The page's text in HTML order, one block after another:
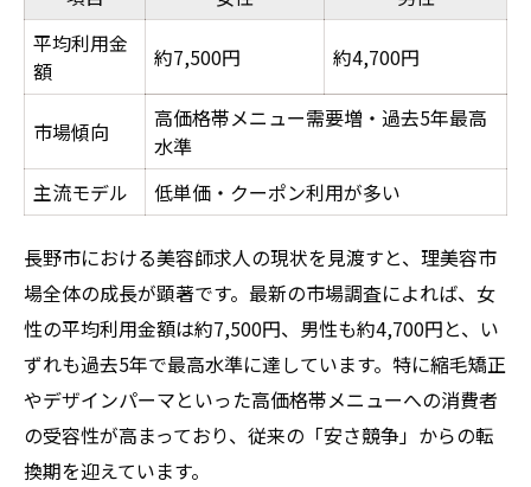
高時間単価を実現できる美容師の条件とは
高時間単価を実現する美容師の働き方一覧
生産性向上で給与を最大化する方法
高付加価値メニューで収入アップを狙う
社会保険完備サロンで安定収入を得るコツ
還元率重視の働き方がもたらす変化
業務委託転向前に知るべきリスクと安心感
業務委託と正社員のメリットデメリット比
較
リスク回避のために確認すべき求人条件
社会保険完備で安心感を得る理由
高収入を安定して得るための働き方改革
平均利用金
額
約7,500円 約4,700円
市場傾向
高価格帯メニュー需要増・過去5年最高
水準
主流モデル
低単価・クーポン利用が多い
長野市における美容師求人の現状を見渡すと、理美容市
場全体の成長が顕著です。最新の市場調査によれば、女
性の平均利用金額は約7,500円、男性も約4,700円と、い
ずれも過去5年で最高水準に達しています。特に縮毛矯正
やデザインパーマといった高価格帯メニューへの消費者
の受容性が高まっており、従来の「安さ競争」からの転
換期を迎えています。